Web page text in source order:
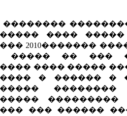
��������
����
2010�������
����� �� ���
���� �����
� ������ �
��� ������